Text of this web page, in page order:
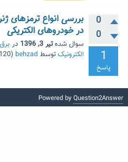
0
0
1
پاسخ
بررسی انواع ترمزهای
در خودروهای الکتریکی
سوال شدهتیر 3, 1396 در
الکترونیکتوسط behzad
(
120
Powered by Question2Answer